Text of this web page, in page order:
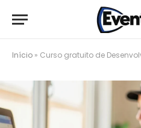
Início » Curso gratuito de Desenvolvimento de